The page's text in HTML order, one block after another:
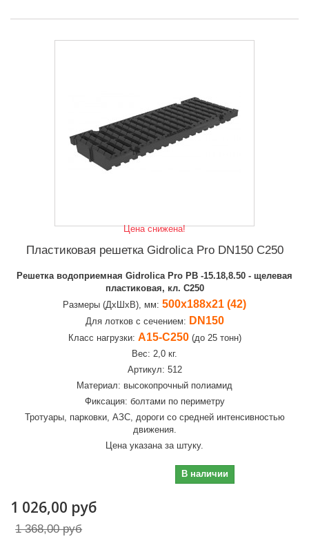
Цена снижена!
Пластиковая решетка Gidrolica Pro DN150 C250
Решетка водоприемная Gidrolica Pro РВ -15.18,8.50 - щелевая
пластиковая, кл. С250
Размеры (ДхШхВ), мм: 500х188х21 (42)
Для лотков с сечением: DN150
Класс нагрузки: А15-C250(до 25 тонн)
Вес: 2,0 кг.
Артикул: 512
Материал: высокопрочный полиамид
Фиксация: болтами по периметру
Тротуары, парковки, АЗС, дороги со средней интенсивностью
движения.
Цена указана за штуку.
В наличии
1 026,00 руб
1 368,00 руб